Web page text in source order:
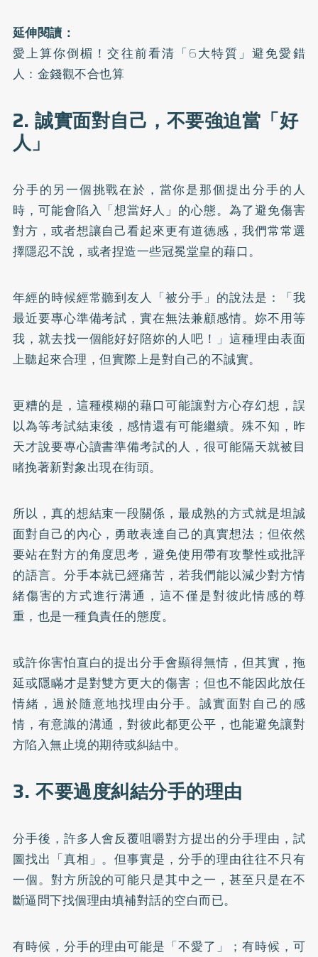
延伸閱讀：
愛上算你倒楣！交往前看清「6大特質」避免愛錯
人：金錢觀不合也算
2. 誠實面對自己，不要強迫當「好
人」
分手的另一個挑戰在於，當你是那個提出分手的人
時，可能會陷入「想當好人」的心態。為了避免傷害
對方，或者想讓自己看起來更有道德感，我們常常選
擇隱忍不說，或者捏造一些冠冕堂皇的藉口。
年經的時候經常聽到友人「被分手」的說法是：「我
最近要專心準備考試，實在無法兼顧感情。妳不用等
我，就去找一個能好好陪妳的人吧！」這種理由表面
上聽起來合理，但實際上是對自己的不誠實。
更糟的是，這種模糊的藉口可能讓對方心存幻想，誤
以為等考試結束後，感情還有可能繼續。殊不知，昨
天才說要專心讀書準備考試的人，很可能隔天就被目
睹挽著新對象出現在街頭。
所以，真的想結束一段關係，最成熟的方式就是坦誠
面對自己的內心，勇敢表達自己的真實想法；但依然
要站在對方的角度思考，避免使用帶有攻擊性或批評
的語言。分手本就已經痛苦，若我們能以減少對方情
緒傷害的方式進行溝通，這不僅是對彼此情感的尊
重，也是一種負責任的態度。
或許你害怕直白的提出分手會顯得無情，但其實，拖
延或隱瞞才是對雙方更大的傷害；但也不能因此放任
情緒，過於隨意地找理由分手。誠實面對自己的感
情，有意識的溝通，對彼此都更公平，也能避免讓對
方陷入無止境的期待或糾結中。
3. 不要過度糾結分手的理由
分手後，許多人會反覆咀嚼對方提出的分手理由，試
圖找出「真相」。但事實是，分手的理由往往不只有
一個。對方所說的可能只是其中之一，甚至只是在不
斷逼問下找個理由填補對話的空白而已。
有時候，分手的理由可能是「不愛了」；有時候，可